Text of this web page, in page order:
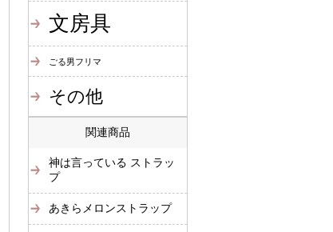
文房具
ごる男フリマ
その他
関連商品
神は言っている ストラッ
プ
あきらメロンストラップ